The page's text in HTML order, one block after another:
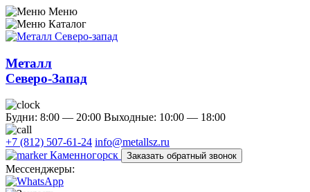
Меню
Каталог
Металл
Северо-Запад
Будни: 8:00 — 20:00 Выходные: 10:00 — 18:00
+7 (812) 507-61-24 info@metallsz.ru
Каменногорск
Заказать обратный звонок
Мессенджеры: